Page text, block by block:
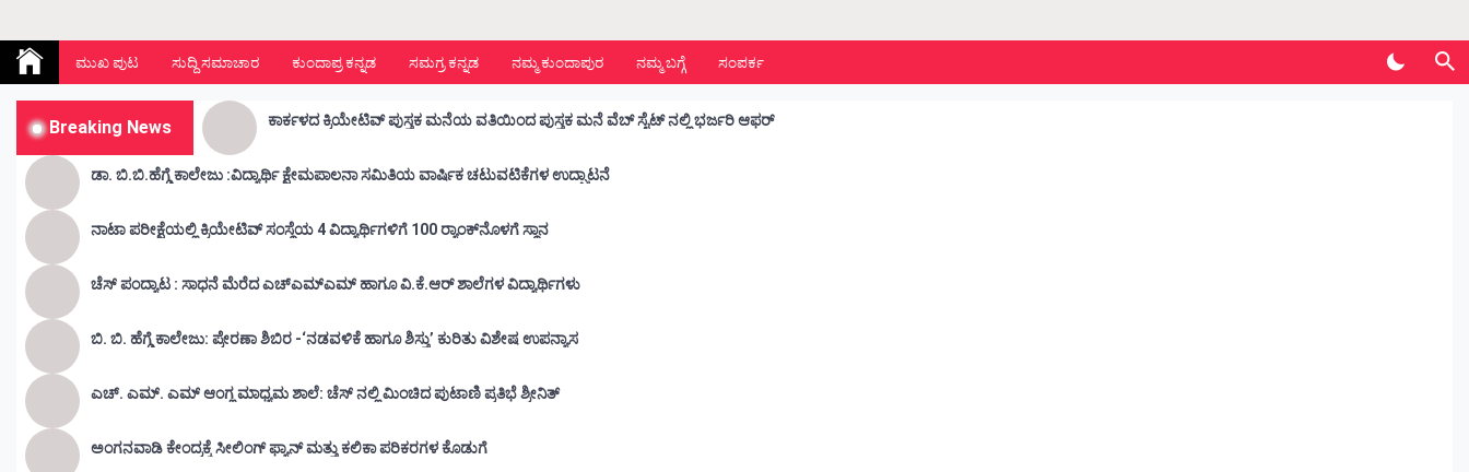
Kunda Vahini – ಕುಂದ ವಾಹಿನಿ
ಮುಖ ಪುಟ ಸುದ್ದಿ ಸಮಾಚಾರ ಕುಂದಾಪ್ರ ಕನ್ನಡ ಸಮಗ್ರ ಕನ್ನಡ ನಮ್ಮ ಕುಂದಾಪುರ ನಮ್ಮ ಬಗ್ಗೆ ಸಂಪರ್ಕ
Breaking News ಕಾರ್ಕಳದ ಕ್ರಿಯೇಟಿವ್ ಪುಸ್ತಕ ಮನೆಯ ವತಿಯಿಂದ ಪುಸ್ತಕ ಮನೆ ವೆಬ್ ಸೈಟ್ ನಲ್ಲಿ ಭರ್ಜರಿ ಆಫರ್
ಡಾ. ಬಿ.ಬಿ.ಹೆಗ್ಡೆ ಕಾಲೇಜು :ವಿದ್ಯಾರ್ಥಿ ಕ್ಷೇಮಪಾಲನಾ ಸಮಿತಿಯ ವಾರ್ಷಿಕ ಚಟುವಟಿಕೆಗಳ ಉದ್ಘಾಟನೆ
ನಾಟಾ ಪರೀಕ್ಷೆಯಲ್ಲಿ ಕ್ರಿಯೇಟಿವ್ ಸಂಸ್ಥೆಯ 4 ವಿದ್ಯಾರ್ಥಿಗಳಿಗೆ 100 ರ‍್ಯಾಂಕ್‌ನೊಳಗೆ ಸ್ಥಾನ
ಚೆಸ್ ಪಂದ್ಯಾಟ : ಸಾಧನೆ ಮೆರೆದ ಎಚ್ಎಮ್ಎಮ್ ಹಾಗೂ ವಿ.ಕೆ.ಆರ್ ಶಾಲೆಗಳ ವಿದ್ಯಾರ್ಥಿಗಳು
ಬಿ. ಬಿ. ಹೆಗ್ಡೆ ಕಾಲೇಜು: ಪ್ರೇರಣಾ ಶಿಬಿರ -‘ನಡವಳಿಕೆ ಹಾಗೂ ಶಿಸ್ತು’ ಕುರಿತು ವಿಶೇಷ ಉಪನ್ಯಾಸ
ಎಚ್. ಎಮ್. ಎಮ್ ಆಂಗ್ಲ ಮಾಧ್ಯಮ ಶಾಲೆ: ಚೆಸ್ ನಲ್ಲಿ ಮಿಂಚಿದ ಪುಟಾಣಿ ಪ್ರತಿಭೆ ಶ್ರೀನಿತ್
ಅಂಗನವಾಡಿ ಕೇಂದ್ರಕ್ಕೆ ಸೀಲಿಂಗ್ ಫ್ಯಾನ್ ಮತ್ತು ಕಲಿಕಾ ಪರಿಕರಗಳ ಕೊಡುಗೆ